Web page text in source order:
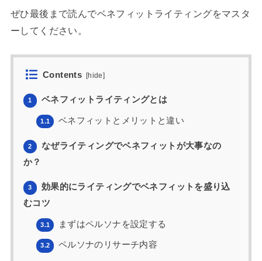
ぜひ最後まで読んでベネフィットライティングをマスタ
ーしてください。
Contents [hide]
1 ベネフィットライティングとは
1.1 ベネフィットとメリットと違い
2
なぜライティングでベネフィットが大事なの
か？
3
効果的にライティングでベネフィットを盛り込
むコツ
3.1 まずはペルソナを設定する
3.2 ペルソナのリサーチ内容